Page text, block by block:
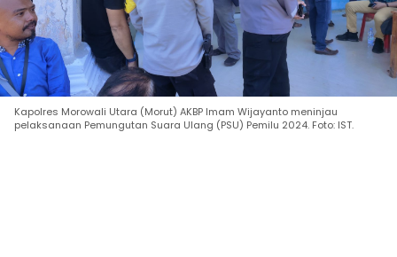
Kapolres Morowali Utara (Morut) AKBP Imam Wijayanto meninjau
pelaksanaan Pemungutan Suara Ulang (PSU) Pemilu 2024. Foto: IST.